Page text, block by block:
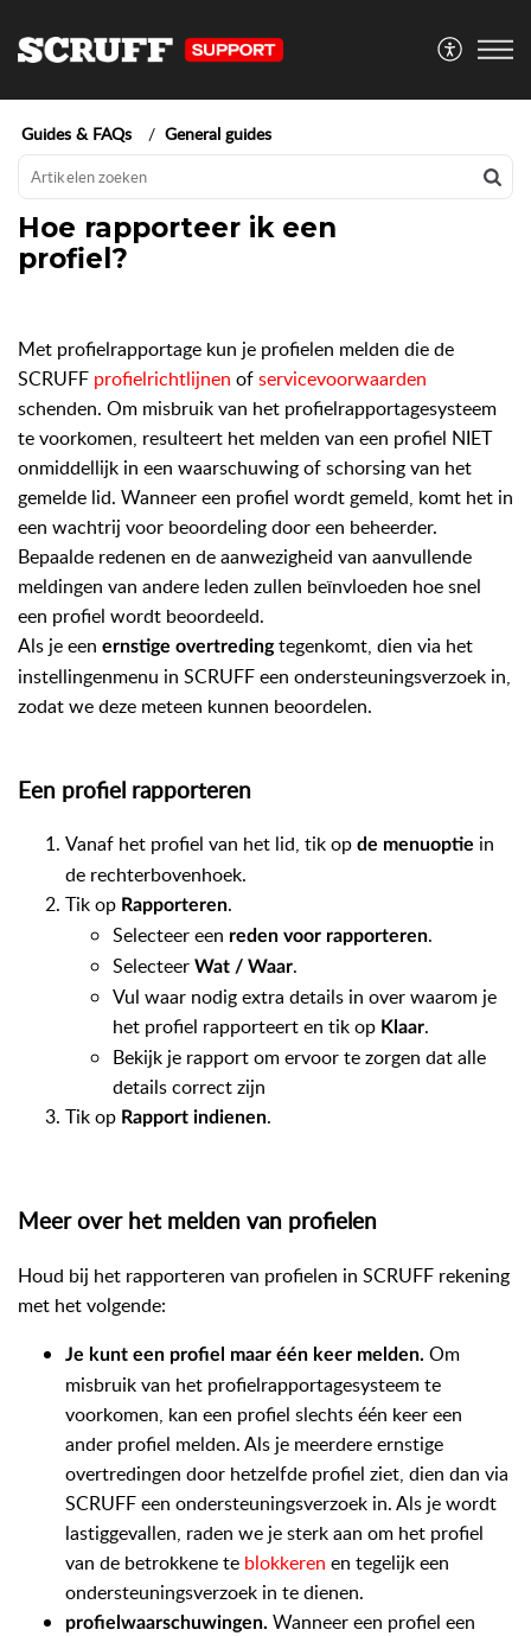
Guides & FAQs General guides
Hoe rapporteer ik een
profiel?
Met profielrapportage kun je profielen melden die de
SCRUFF profielrichtlijnen ofservicevoorwaarden
schenden. Om misbruik van het profielrapportagesysteem
te voorkomen, resulteert het melden van een profiel NIET
onmiddellijk in een waarschuwing of schorsing van het
gemelde lid. Wanneer een profiel wordt gemeld, komt het in
een wachtrij voor beoordeling door een beheerder.
Bepaalde redenen en de aanwezigheid van aanvullende
meldingen van andere leden zullen beïnvloeden hoe snel
een profiel wordt beoordeeld.
Als je een ernstige overtredingtegenkomt, dien via het
instellingenmenu in SCRUFF een ondersteuningsverzoek in,
zodat we deze meteen kunnen beoordelen.
Een profiel rapporteren
Vanaf het profiel van het lid, tik op de menuoptie in
de rechterbovenhoek.
Tik op Rapporteren.
Selecteer een reden voor rapporteren.
Selecteer Wat / Waar.
Vul waar nodig extra details in over waarom je
het profiel rapporteert en tik op Klaar.
Bekijk je rapport om ervoor te zorgen dat alle
details correct zijn
Tik op Rapport indienen.
Meer over het melden van profielen
Houd bij het rapporteren van profielen in SCRUFF rekening
met het volgende:
Je kunt een profiel maar één keer melden. Om
misbruik van het profielrapportagesysteem te
voorkomen, kan een profiel slechts één keer een
ander profiel melden. Als je meerdere ernstige
overtredingen door hetzelfde profiel ziet, dien dan via
SCRUFF een ondersteuningsverzoek in. Als je wordt
lastiggevallen, raden we je sterk aan om het profiel
van de betrokkene te blokkeren en tegelijk een
ondersteuningsverzoek in te dienen.
profielwaarschuwingen. Wanneer een profiel een